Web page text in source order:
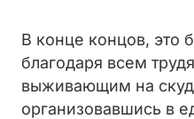
В конце концов, это
благодаря всем
выживающим на
организовавшись в